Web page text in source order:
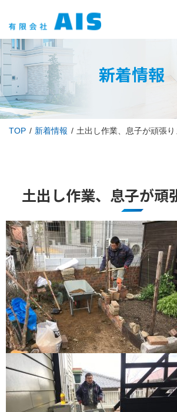
新着情報
TOP 新着情報 土出し作業、息子が頑張り
土出し作業、息子が頑